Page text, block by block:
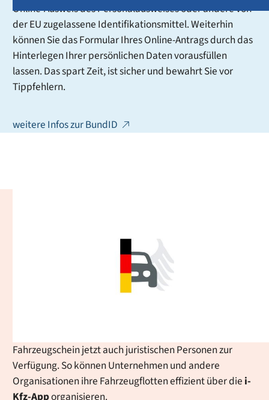
Online-Ausweis des Personalausweises oder andere von
der EU zugelassene Identifikationsmittel. Weiterhin
können Sie das Formular Ihres Online-Antrags durch das
Hinterlegen Ihrer persönlichen Daten vorausfüllen
lassen. Das spart Zeit, ist sicher und bewahrt Sie vor
Tippfehlern.
weitere Infos zur BundID
sicher und immer griffbereit
Ob Auto, Moped oder Wohnmobil: Die App ermöglicht es
Fahrzeugschein jetzt auch juristischen Personen zur
Verfügung. So können Unternehmen und andere
Organisationen ihre Fahrzeugflotten effizient über die i-
Kfz-Apporganisieren.